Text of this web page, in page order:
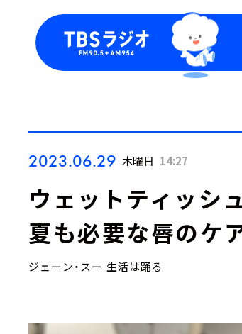
2023.06.29 木曜日 14:27
ウェットティッシ
夏も必要な唇のケ
ジェーン・スー 生活は踊る